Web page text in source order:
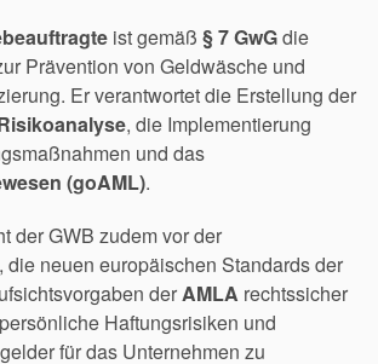
ist gemäß § 7 GwGdie
Prävention von Geldwäsche und
Er verantwortet die Erstellung der
, die Implementierung
und das
(goAML).
der GWB zudem vor der
die neuen europäischen Standards der
derAMLA rechtssicher
Haftungsrisiken und
für das Unternehmen zu